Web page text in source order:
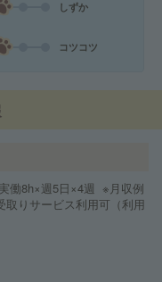
しずか
コツコツ
働8h×週5日×4週 ※月収例
取りサービス利用可（利用